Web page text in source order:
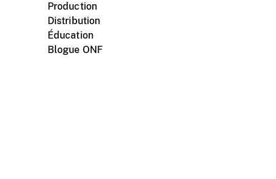
Production
Distribution
Éducation
Blogue ONF